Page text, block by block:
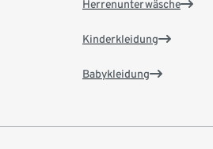
Herrenunterwäsche
Kinderkleidung
Babykleidung